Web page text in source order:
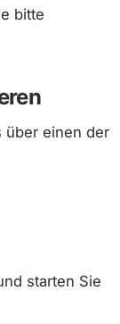
bitte
über einen der
starten Sie